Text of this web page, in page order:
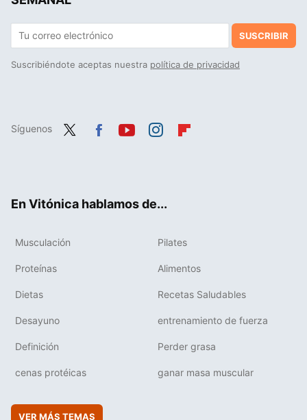
SUSCRIBIR
Suscribiéndote aceptas nuestra política de privacidad
Síguenos
En Vitónica hablamos de...
Musculación Pilates
Proteínas Alimentos
Dietas Recetas Saludables
Desayuno entrenamiento de fuerza
Definición Perder grasa
cenas protéicas ganar masa muscular
VER MÁS TEMAS